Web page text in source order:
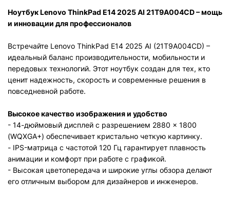
Ноутбук Lenovo ThinkPad E14 2025 AI 21T9A004CD– мощь
и инновации для профессионалов
Встречайте Lenovo ThinkPad E14 2025 AI (21T9A004CD) –
идеальный баланс производительности, мобильности и
передовых технологий. Этот ноутбук создан для тех, кто
ценит надежность, скорость и современные решения в
повседневной работе.
Высокое качество изображения и удобство
- 14-дюймовый дисплей с разрешением 2880 × 1800
(WQXGA+) обеспечивает кристально четкую картинку.
- IPS-матрица с частотой 120 Гц гарантирует плавность
анимации и комфорт при работе с графикой.
- Высокая цветопередача и широкие углы обзора делают
его отличным выбором для дизайнеров и инженеров.